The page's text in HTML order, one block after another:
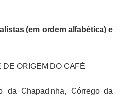
(em ordem alfabética) e
DE ORIGEM DO CAFÉ
da Chapadinha, Córrego da